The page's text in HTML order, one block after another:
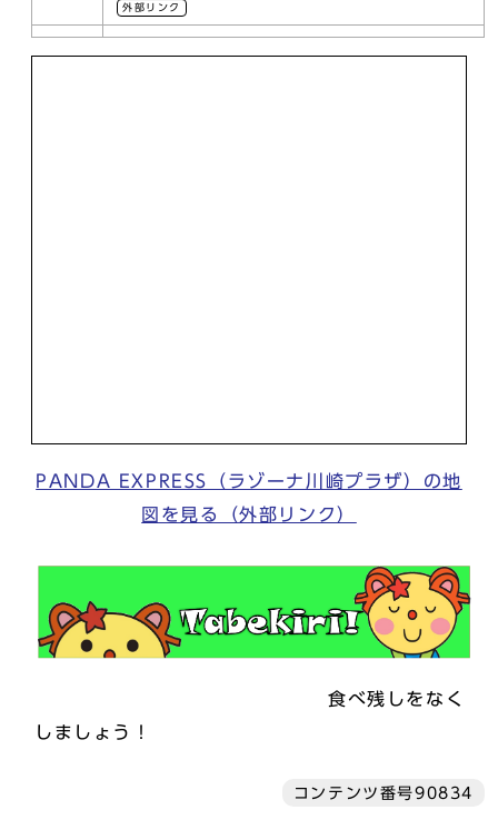
外部リンク
PANDA EXPRESS（ラゾーナ川崎プラザ）の地
図を見る（外部リンク）
食べ残しをなく
しましょう！
コンテンツ番号90834